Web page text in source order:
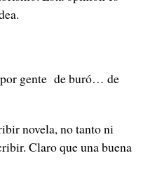
por gente de buró… de
novela, no tanto ni
Claro que una buena